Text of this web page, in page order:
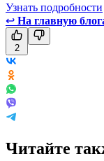
Узнать подробности
↩ На главную
2
Читайте